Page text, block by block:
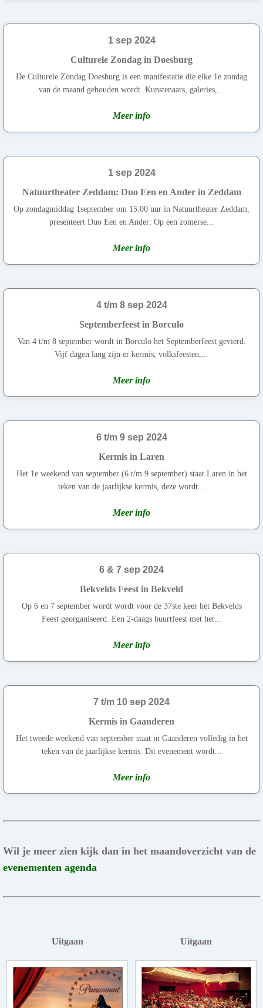
1 sep 2024
Culturele Zondag in Doesburg
De Culturele Zondag Doesburg is een manifestatie die elke 1e zondag
van de maand gehouden wordt. Kunstenaars, galeries,...
Meer info
1 sep 2024
Natuurtheater Zeddam: Duo Een en Ander in Zeddam
Op zondagmiddag 1september om 15.00 uur in Natuurtheater Zeddam,
presenteert Duo Een en Ander: Op een zomerse...
Meer info
4 t/m 8 sep 2024
Septemberfeest in Borculo
Van 4 t/m 8 september wordt in Borculo het Septemberfeest gevierd.
Vijf dagen lang zijn er kermis, volksfeesten,...
Meer info
6 t/m 9 sep 2024
Kermis in Laren
Het 1e weekend van september (6 t/m 9 september) staat Laren in het
teken van de jaarlijkse kermis, deze wordt...
Meer info
6 & 7 sep 2024
Bekvelds Feest in Bekveld
Op 6 en 7 september wordt wordt voor de 37ste keer het Bekvelds
Feest georganiseerd. Een 2-daags buurtfeest met het...
Meer info
7 t/m 10 sep 2024
Kermis in Gaanderen
Het tweede weekend van september staat in Gaanderen volledig in het
teken van de jaarlijkse kermis. Dit evenement wordt...
Meer info
Wil je meer zien kijk dan in het maandoverzicht van de
evenementen agenda
Uitgaan Uitgaan